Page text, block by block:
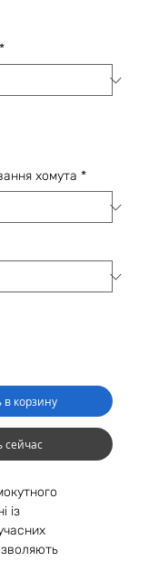
*
хомута *
в корзину
сейчас
із